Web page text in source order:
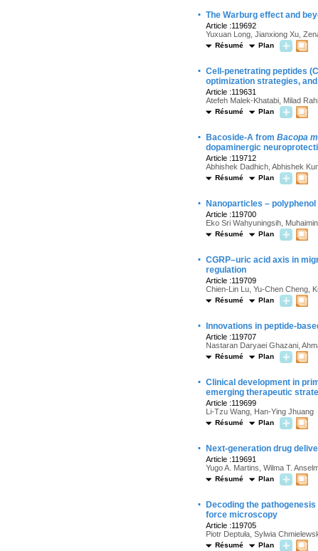
· The Warburg effect and
Article :119692
Yuxuan Long, Jianxiong Xu,
Résumé Plan
· Cell-penetrating peptides
optimization strategies,
Article :119631
Atefeh Malek-Khatabi, Milad
Résumé Plan
· Bacoside-A from Bacopa
dopaminergic
Article :119712
Abhishek Dadhich, Abhishek
Résumé Plan
· Nanoparticles –
Article :119700
Eko Sri Wahyuningsih,
Résumé Plan
· CGRP–uric acid axis in
regulation
Article :119709
Chien-Lin Lu, Yu-Chen Cheng,
Résumé Plan
· Innovations in peptide-
Article :119707
Nastaran Daryaei Ghazani,
Résumé Plan
· Clinical development in
emerging therapeutic
Article :119699
Li-Tzu Wang, Han-Ying Jhuang
Résumé Plan
· Next-generation drug
Article :119691
Yugo A. Martins, Wilma T.
Résumé Plan
·
Decoding the
force microscopy
Article :119705
Piotr Deptuła, Sylwia
Résumé Plan